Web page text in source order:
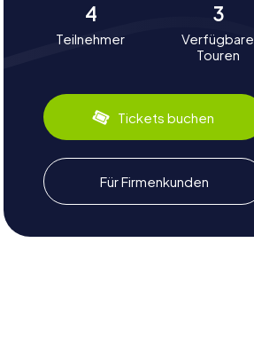
4
Teilnehmer
3
Verfügbare
Touren
Tickets buchen
Für Firmenkunden